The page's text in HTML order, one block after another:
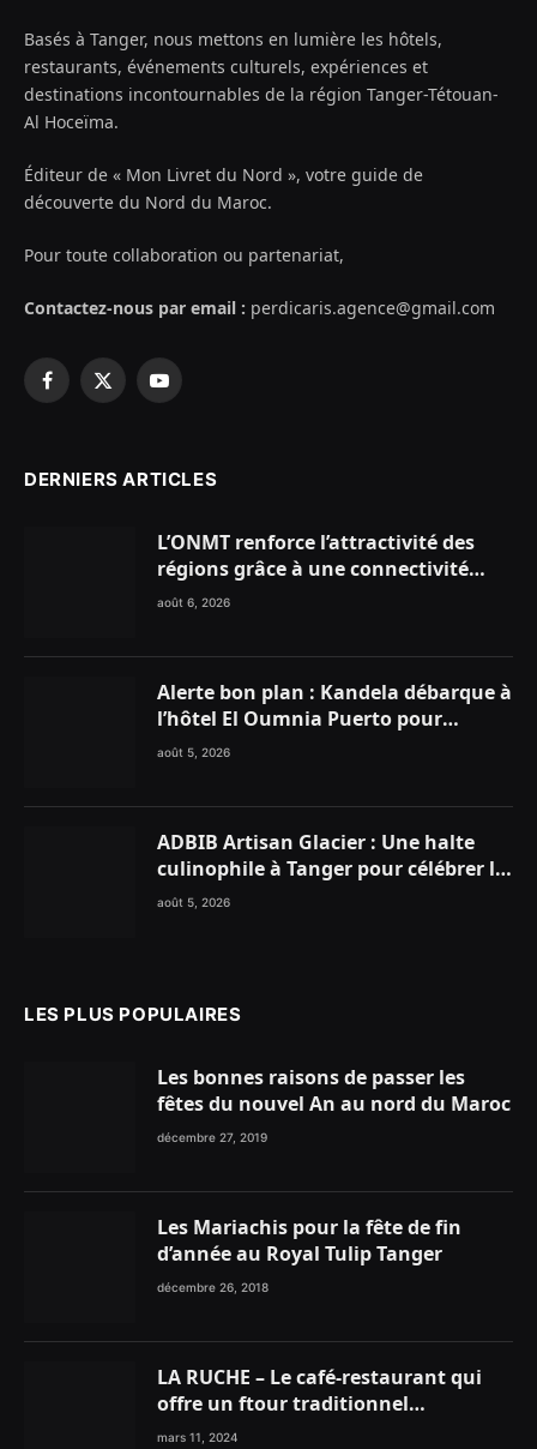
Basés à Tanger, nous mettons en lumière les hôtels,
restaurants, événements culturels, expériences et
destinations incontournables de la région Tanger-Tétouan-
Al Hoceïma.
Éditeur de « Mon Livret du Nord », votre guide de
découverte du Nord du Maroc.
Pour toute collaboration ou partenariat,
Contactez-nous par email : perdicaris.agence@gmail.com
Facebook
X
YouTube
DERNIERS ARTICLES
L’ONMT renforce l’attractivité des
régions grâce à une connectivité
aérienne historique de Ryanair
août 6, 2026
Alerte bon plan : Kandela débarque à
l’hôtel El Oumnia Puerto pour
enflammer le Chiringuito Malibu
août 5, 2026
ADBIB Artisan Glacier : Une halte
culinophile à Tanger pour célébrer la
glace traditionnelle aux matières
août 5, 2026
LES PLUS POPULAIRES
Les bonnes raisons de passer les
fêtes du nouvel An au nord du Maroc
décembre 27, 2019
Les Mariachis pour la fête de fin
d’année au Royal Tulip Tanger
décembre 26, 2018
LA RUCHE – Le café-restaurant qui
offre un ftour traditionnel
gourmand
mars 11, 2024